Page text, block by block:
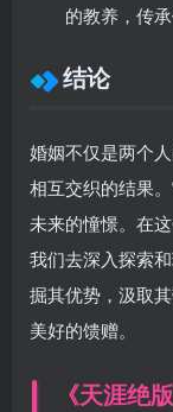
的教养，传
结论
婚姻不仅是两个
相互交织的结果
未来的憧憬。在
我们去深入探索
掘其优势，汲取
美好的馈赠。
《天涯绝